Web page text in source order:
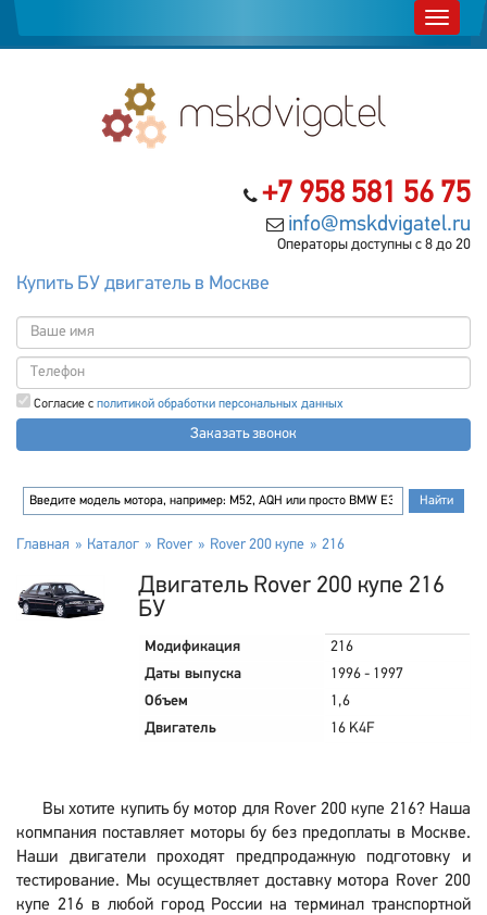
+7 958 581 56 75
info@mskdvigatel.ru
Операторы доступны с 8 до 20
Купить БУ двигатель в Москве
Согласие с политикой обработки персональных данных
Заказать звонок
Главная Каталог Rover Rover 200 купе 216
Двигатель Rover 200 купе 216
БУ
Модификация
216
Даты выпуска
1996 - 1997
Объем
1,6
Двигатель
16 K4F
Вы хотите купить бу мотор для Rover 200 купе 216? Наша
копмпания поставляет моторы бу без предоплаты в Москве.
Наши двигатели проходят предпродажную подготовку и
тестирование. Мы осуществляет доставку мотора Rover 200
купе 216 в любой город России на терминал транспортной